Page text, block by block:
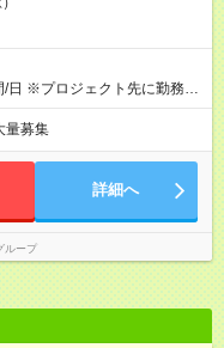
加支給いたします 能力やス
の方は前給考慮も可能で
ています。 実際にほぼ全員
アップも目指せる環境で
分があります。 雇用形態：
230,000円以上 上記額にはみ
全額支給いたします。 みな
最大12ヶ月間）も、試用期
/日 ※プロジェクト先に勤務時
月10時間以内
量募集
詳細へ
ループ